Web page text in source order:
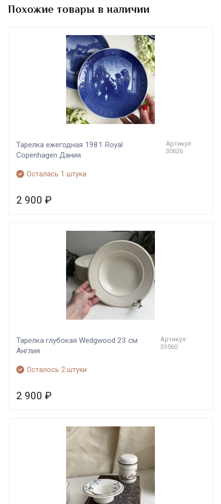
Похожие товары в наличии
Тарелка ежегодная 1981 Royal
Copenhagen Дания
Артикул:
30626
Осталась 1 штука
2 900 ₽
Тарелка глубокая Wedgwood 23 см
Англия
Артикул:
33560
Осталось 2 штуки
2 900 ₽